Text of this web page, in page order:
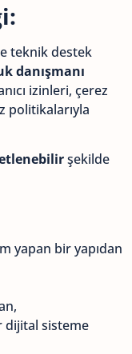
teknik destek
danışmanı
izinleri, çerez
politikalarıyla
şekilde
yapan bir yapıdan
dijital sisteme